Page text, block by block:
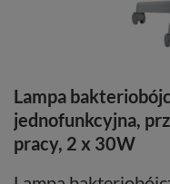
Lampa
jednofunkcyjna,
pracy, 2 x 30W